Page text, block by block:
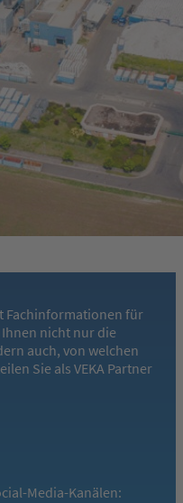
Fachinformationen für
nicht nur die
auch, von welchen
Sie als VEKA Partner
Media-Kanälen: